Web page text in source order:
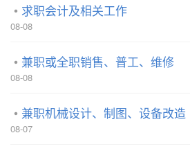
求职会计及相关工作
08-08
兼职或全职销售、普工、维修
08-08
兼职机械设计、制图、设备改造
08-07